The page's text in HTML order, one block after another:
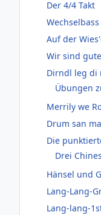
Der 4/4 Takt
Auf der
Wir sind
Dirndl leg di
Übungen
Merrily we
Drum san
Die
Drei
Hänsel und
Lang-Lang-
Lang-lang-